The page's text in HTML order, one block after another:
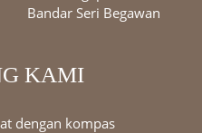
Bandar Seri Begawan
KAMI
dengan kompas